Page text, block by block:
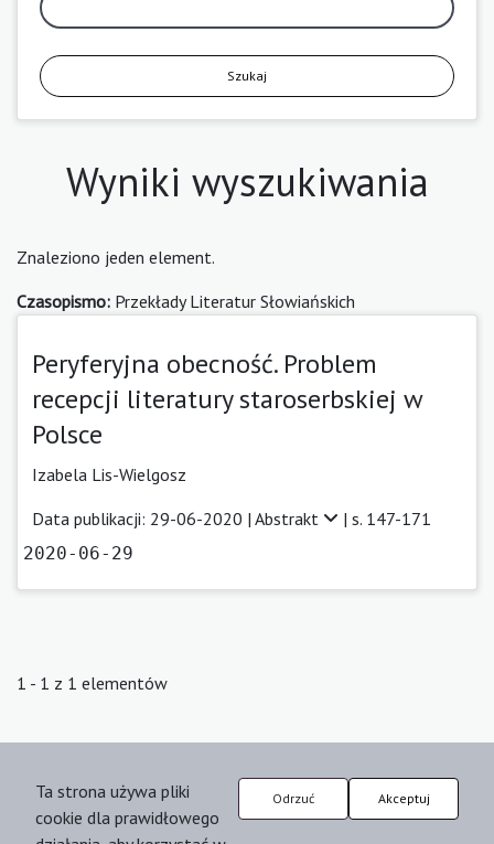
Szukaj
Wyniki wyszukiwania
Znaleziono jeden element.
Czasopismo: Przekłady Literatur Słowiańskich
Peryferyjna obecność. Problem
recepcji literatury staroserbskiej w
Polsce
Izabela Lis-Wielgosz
Data publikacji: 29-06-2020 | Abstrakt | s. 147-171
2020-06-29
1 - 1 z 1 elementów
Ta strona używa pliki
cookie dla prawidłowego
Odrzuć Akceptuj